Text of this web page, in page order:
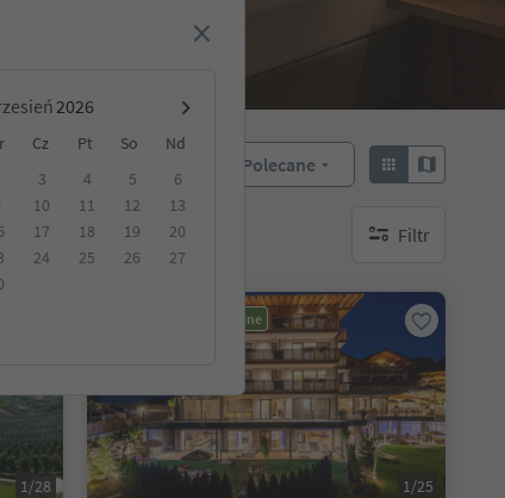
Cz Pt So
Nd
3 4 5
6
10 11 12
13
17 18 19
20
24 25 26
27
Polecane
Filtr
brak aktywnych
1/28
Możliwość rezerwacji online
1/25